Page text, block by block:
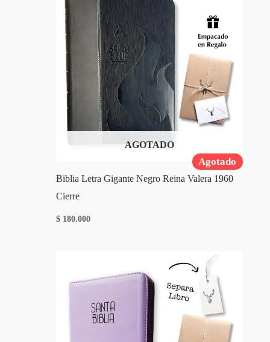
Agotado
AGOTADO
Biblia Letra Gigante Negro Reina Valera 1960
Cierre
$ 180.000